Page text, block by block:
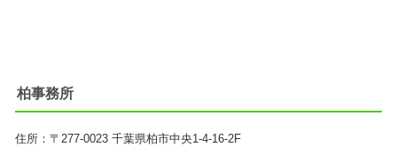
柏事務所
住所： 〒277-0023 千葉県柏市中央1-4-16-2F